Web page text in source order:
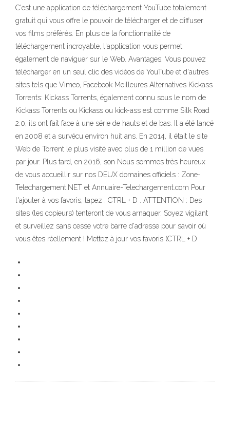
C'est une application de téléchargement YouTube totalement
gratuit qui vous offre le pouvoir de télécharger et de diffuser
vos films préférés. En plus de la fonctionnalité de
téléchargement incroyable, l'application vous permet
également de naviguer sur le Web. Avantages: Vous pouvez
télécharger en un seul clic des vidéos de YouTube et d'autres
sites tels que Vimeo, Facebook Meilleures Alternatives Kickass
Torrents: Kickass Torrents, également connu sous le nom de
Kickass Torrents ou Kickass ou kick-ass est comme Silk Road
2.0, ils ont fait face à une série de hauts et de bas. Il a été lancé
en 2008 et a survécu environ huit ans. En 2014, il était le site
Web de Torrent le plus visité avec plus de 1 million de vues
par jour. Plus tard, en 2016, son Nous sommes très heureux
de vous accueillir sur nos DEUX domaines officiels : Zone-
Telechargement.NET et Annuaire-Telechargement.com Pour
l'ajouter à vos favoris, tapez : CTRL + D . ATTENTION : Des
sites (les copieurs) tenteront de vous arnaquer. Soyez vigilant
et surveillez sans cesse votre barre d'adresse pour savoir où
vous êtes réellement ! Mettez à jour vos favoris (CTRL + D